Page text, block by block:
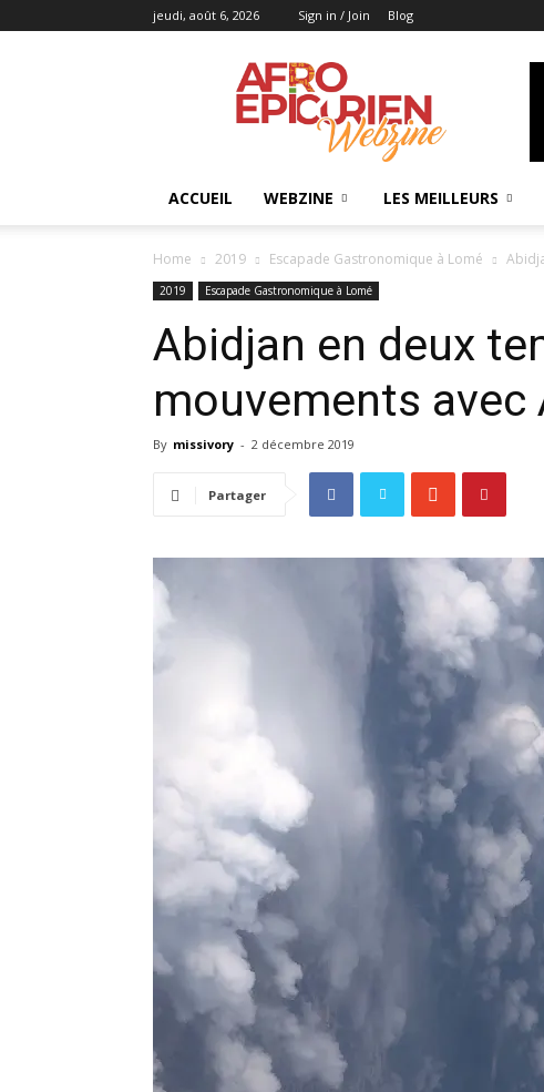
jeudi, août 6, 2026 Sign in / Join Blog
AFRO
EPICURIEN
ACCUEIL WEBZINE LES MEILLEURS
Home 2019 Escapade Gastronomique à Lomé
2019 Escapade Gastronomique à Lomé
Abidjan en deux
mouvements avec
By missivory - 2 décembre 2019
Partager